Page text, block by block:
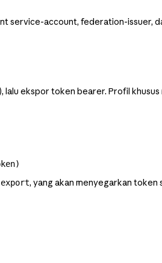
service-account, federation-issuer,
), lalu ekspor token bearer. Profil
)
export, yang akan menyegarkan token